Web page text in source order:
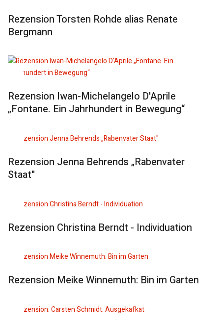
Rezension Torsten Rohde alias Renate
Bergmann
Rezension Iwan-Michelangelo D'Aprile
„Fontane. Ein Jahrhundert in Bewegung“
Rezension Jenna Behrends „Rabenvater
Staat"
Rezension Christina Berndt - Individuation
Rezension Meike Winnemuth: Bin im Garten